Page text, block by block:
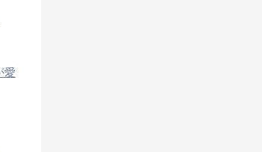
愛